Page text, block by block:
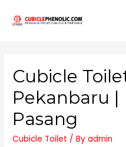
Cubicle
Pekanbaru
Pasang
Cubicle Toilet / Byadmin